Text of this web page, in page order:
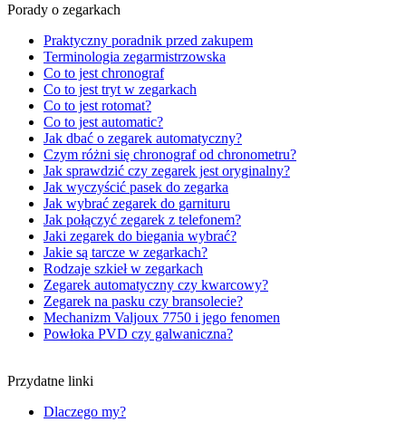
Porady o zegarkach
Praktyczny poradnik przed zakupem
Terminologia zegarmistrzowska
Co to jest chronograf
Co to jest tryt w zegarkach
Co to jest rotomat?
Co to jest automatic?
Jak dbać o zegarek automatyczny?
Czym różni się chronograf od chronometru?
Jak sprawdzić czy zegarek jest oryginalny?
Jak wyczyścić pasek do zegarka
Jak wybrać zegarek do garnituru
Jak połączyć zegarek z telefonem?
Jaki zegarek do biegania wybrać?
Jakie są tarcze w zegarkach?
Rodzaje szkieł w zegarkach
Zegarek automatyczny czy kwarcowy?
Zegarek na pasku czy bransolecie?
Mechanizm Valjoux 7750 i jego fenomen
Powłoka PVD czy galwaniczna?
Przydatne linki
Dlaczego my?